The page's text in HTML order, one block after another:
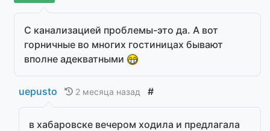
С канализацией проблемы-это да. А вот
горничные во многих гостиницах бывают
вполне адекватными
uepusto 2 месяца назад #
в хабаровске вечером ходила и предлагала